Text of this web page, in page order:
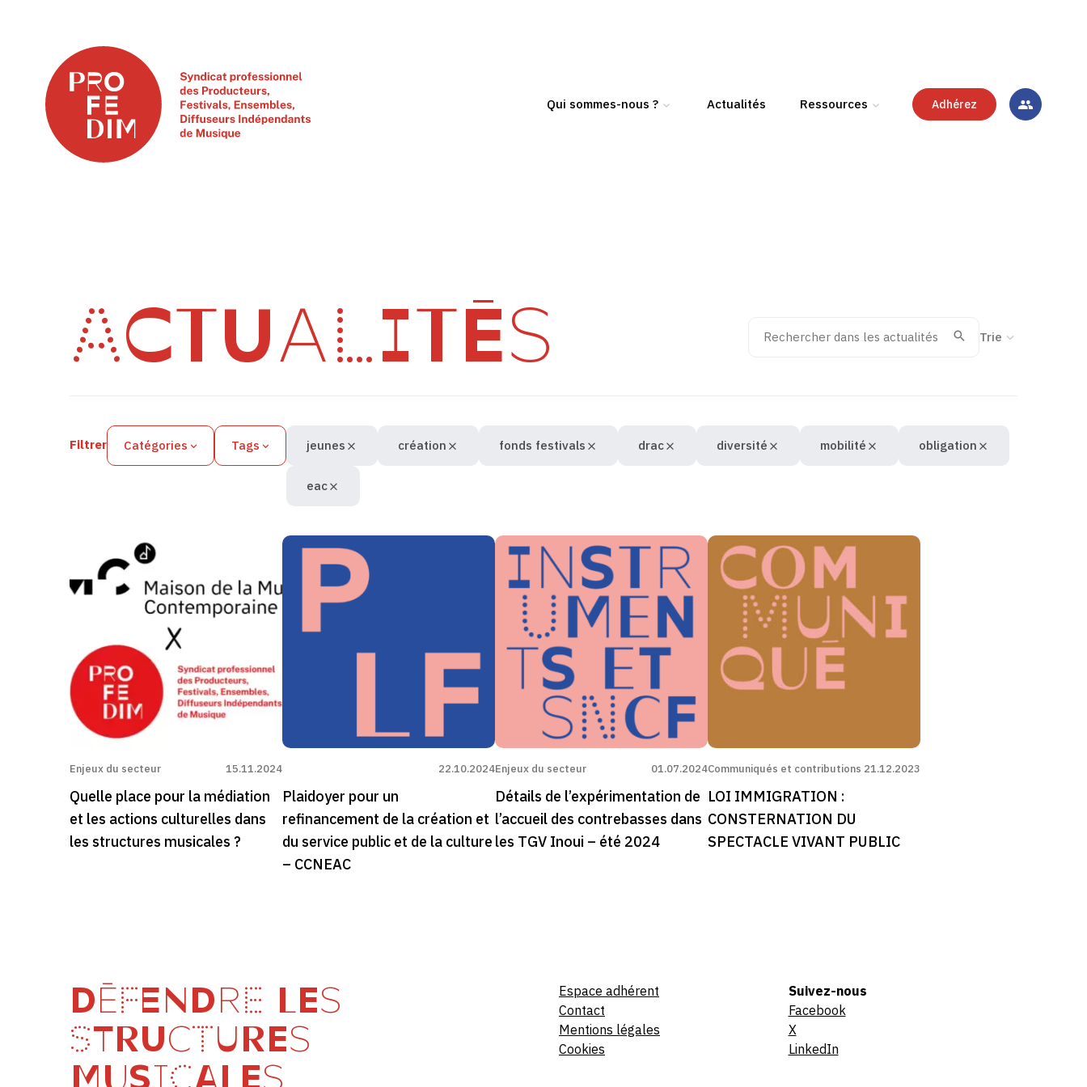
Qui sommes-nous ? Actualités Ressources Adhérez
ACTUALITÉS
Filtres des actualités
Recherche
ValiderTrier la recherche
Filtrer Catégories Tags jeunes création fonds festivals drac diversité mobilité obligation
eac
Enjeux du secteur 15.11.2024
Quelle place pour la médiation
et les actions culturelles dans
les structures musicales ?
22.10.2024
Plaidoyer pour un
refinancement de la création et
du service public et de la culture
– CCNEAC
Enjeux du secteur 01.07.2024
Détails de l’expérimentation de
l’accueil des contrebasses dans
les TGV Inoui – été 2024
Communiqués et contributions 21.12.2023
LOI IMMIGRATION :
CONSTERNATION DU
SPECTACLE VIVANT PUBLIC
DÉFENDRE LES
STRUCTURES
MUSICALES
Espace adhérent
Contact
Mentions légales
Cookies
Suivez-nous
Facebook
X
LinkedIn